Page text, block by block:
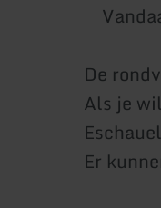
De
Als je
Er